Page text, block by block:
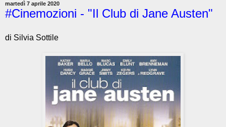
martedì 7 aprile 2020
#Cinemozioni - "Il Club di Jane Austen"
di Silvia Sottile